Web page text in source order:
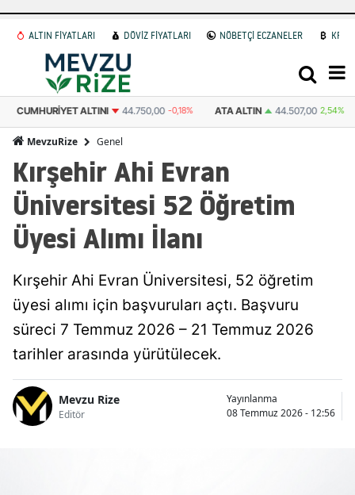
ALTIN FİYATLARI DÖVİZ FİYATLARI NÖBETÇİ ECZANELER
CUMHURIYET ALTINI 44.750,00 -0,18% ATA ALTIN 44.507,00 2,54%
MevzuRize Genel
Kırşehir Ahi Evran
Üniversitesi 52 Öğretim
Üyesi Alımı İlanı
Kırşehir Ahi Evran Üniversitesi, 52 öğretim
üyesi alımı için başvuruları açtı. Başvuru
süreci 7 Temmuz 2026 – 21 Temmuz 2026
tarihler arasında yürütülecek.
Mevzu Rize
Editör
Yayınlanma
08 Temmuz 2026 - 12:56